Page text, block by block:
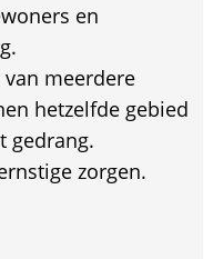
en
meerdere
hetzelfde gebied
gedrang.
zorgen.